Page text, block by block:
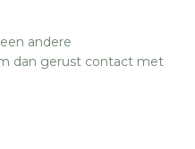
andere
dan gerust contact met